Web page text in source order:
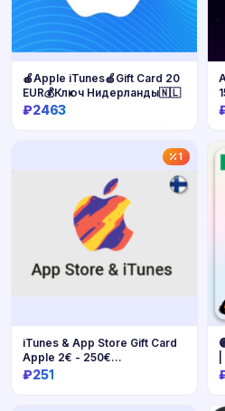
🍎Apple iTunes🍏Gift Card 20
EUR💰Ключ Нидерланды🇳🇱
₽2463
1
iTunes & App Store Gift Card
Apple 2€ - 250€
ФИНЛЯНДИЯ
₽251